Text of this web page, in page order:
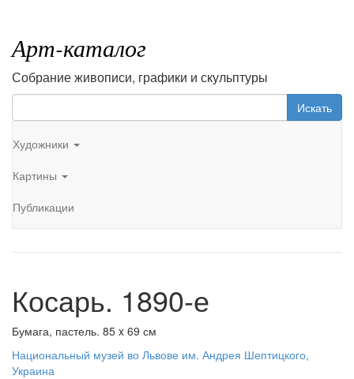
Арт-каталог
Собрание живописи, графики и скульптуры
Искать
Художники
Картины
Публикации
Косарь. 1890-е
Бумага, пастель. 85 x 69 см
Национальный музей во Львове им. Андрея Шептицкого,
Украина